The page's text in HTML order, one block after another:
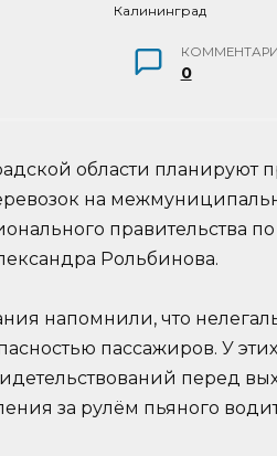
Калининград
0
области планируют
на
правительства
Рольбинова.
напомнили, что
пассажиров. У
перед
за рулём пьяного